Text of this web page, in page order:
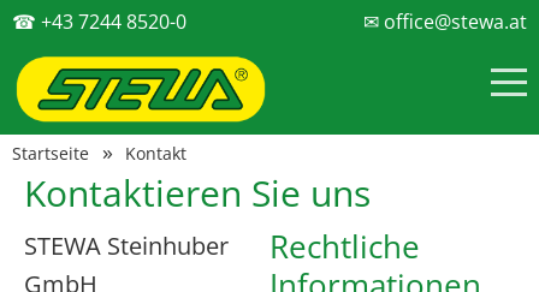
☎ +43 7244 8520-0 ✉ office@stewa.at
Startseite Kontakt
Kontaktieren Sie uns
STEWA Steinhuber
GmbH
Rechtliche